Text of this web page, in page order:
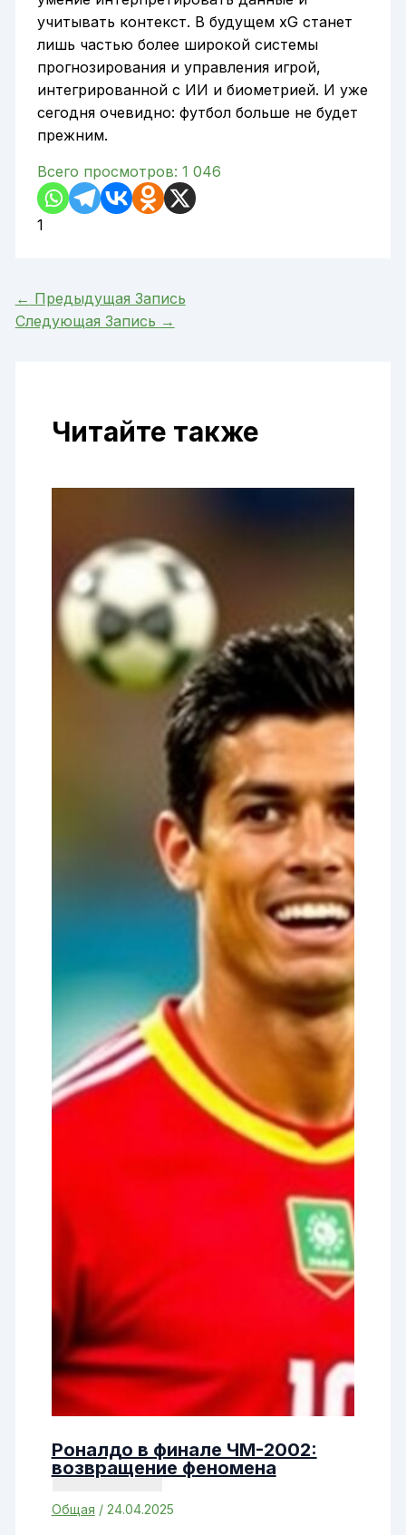
учитывать контекст. В будущем xG станет
лишь частью более широкой системы
прогнозирования и управления игрой,
интегрированной с ИИ и биометрией. И уже
сегодня очевидно: футбол больше не будет
прежним.
Всего просмотров: 1 046
1
← Предыдущая Запись
Следующая Запись →
Читайте также
Роналдо в финале ЧМ-2002:
возвращение феномена
Общая / 24.04.2025